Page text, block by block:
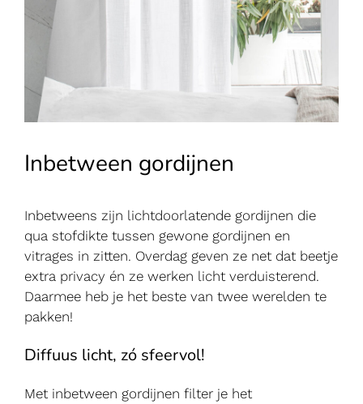
Inbetween gordijnen
Inbetweens zijn lichtdoorlatende gordijnen die
qua stofdikte tussen gewone gordijnen en
vitrages in zitten. Overdag geven ze net dat beetje
extra privacy én ze werken licht verduisterend.
Daarmee heb je het beste van twee werelden te
pakken!
Diffuus licht, zó sfeervol!
Met inbetween gordijnen filter je het